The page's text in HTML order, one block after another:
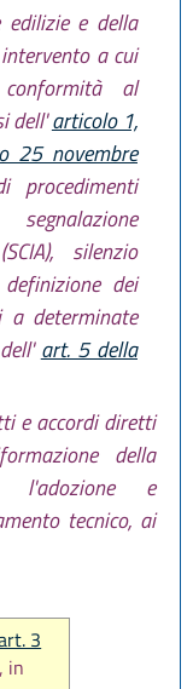
edilizie e della
a cui
al
dell'articolo 1,
25 novembre
procedimenti
silenzio
dei
a determinate
art. 5 della
e accordi diretti
della
l'adozione e
tecnico, ai
3
, in